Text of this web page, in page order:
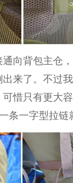
向背包主仓
来了。不过
惜只有更大
条一字型拉链